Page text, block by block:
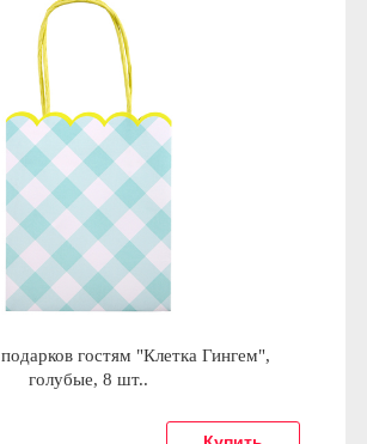
гостям "Клетка Гингем",
голубые, 8 шт..